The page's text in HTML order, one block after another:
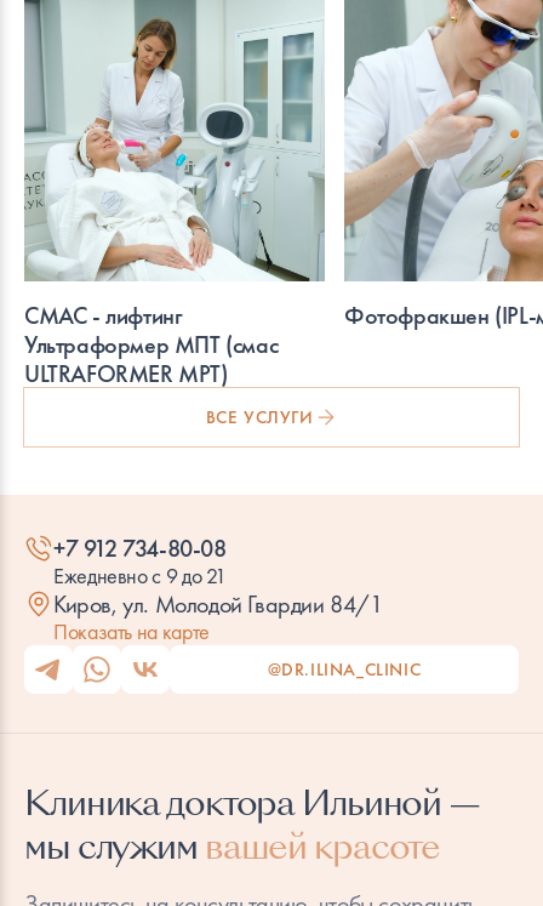
СМАС - лифтинг
Ультраформер МПТ (смас
ULTRAFORMER MPT)
Фотофракшен (IPL-
ВСЕ УСЛУГИ
+7 912 734-80-08
Ежедневно с 9 до 21
Киров, ул. Молодой Гвардии 84/1
Показать на карте
@DR.ILINA_CLINIC
Клиника доктора Ильиной —
мы служим вашей красоте